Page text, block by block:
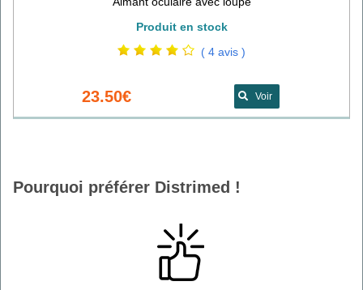
Produit en stock
( 4 avis )
23.50€ Voir
Pourquoi préférer Distrimed !